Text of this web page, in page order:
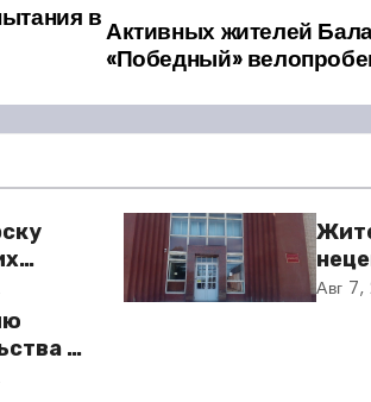
Активных жителей
«Победный»
в
и
Авг 7,
в